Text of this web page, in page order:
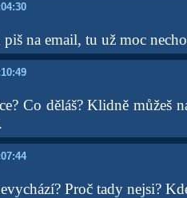
piš na email, tu už moc
Co děláš? Klidně můžeš
Proč tady nejsi?